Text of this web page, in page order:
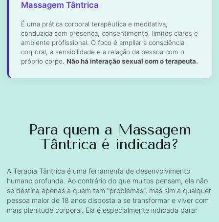
Massagem Tântrica
É uma prática corporal terapêutica e meditativa,
conduzida com presença, consentimento, limites claros e
ambiente profissional. O foco é ampliar a consciência
corporal, a sensibilidade e a relação da pessoa com o
próprio corpo.Não há interação sexual com o terapeuta.
Para quem a Massagem
Tântrica é indicada?
A Terapia Tântrica é uma ferramenta de desenvolvimento
humano profunda. Ao contrário do que muitos pensam, ela não
se destina apenas a quem tem "problemas", mas sim a qualquer
pessoa maior de 18 anos disposta a se transformar e viver com
mais plenitude corporal. Ela é especialmente indicada para: